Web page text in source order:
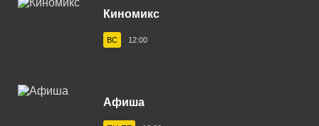
Волхов 107.2 FM
Воркута 102.2 FM
Воткинск 94.1 FM
Вуктыл 100.3 FM
Киномикс
ВС 12:00
Афиша